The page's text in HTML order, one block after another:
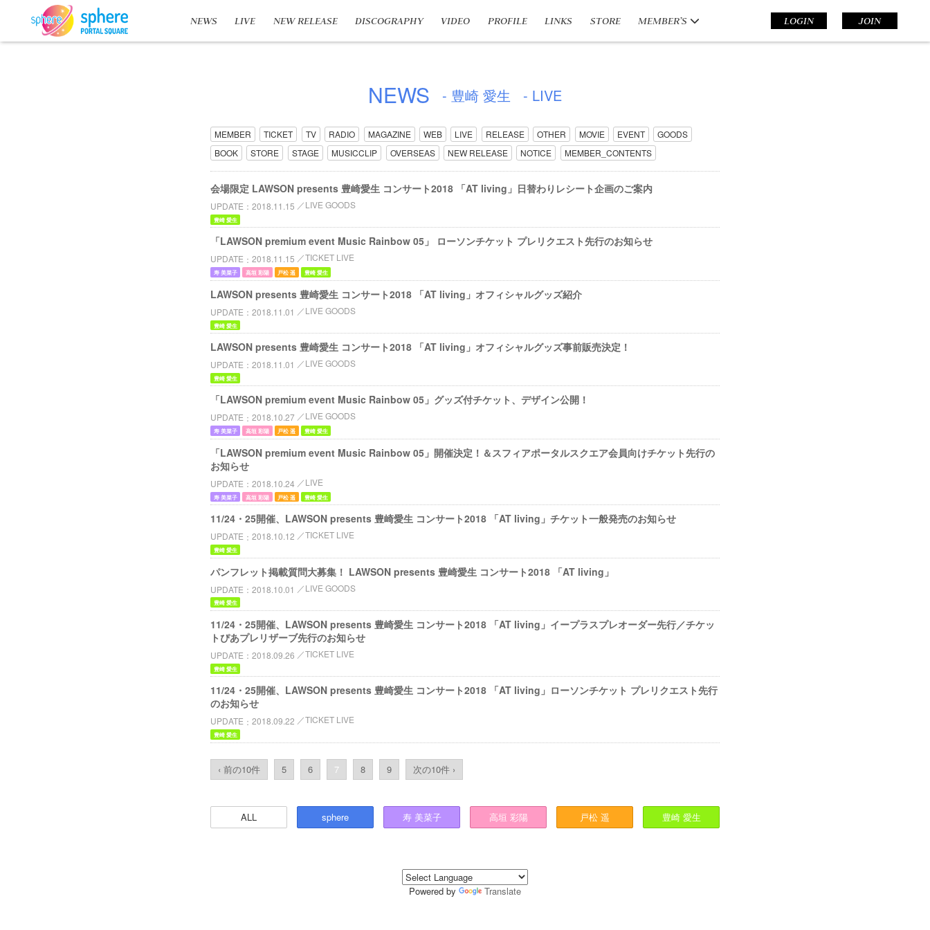
NEWS LIVE NEW RELEASE DISCOGRAPHY VIDEO PROFILE LINKS STORE MEMBER’S LOGIN JOIN
NEWS - 豊崎 愛生 - LIVE
MEMBER TICKET TV RADIO MAGAZINE WEB LIVE RELEASE OTHER MOVIE EVENT
GOODS
BOOK
STORE STAGE MUSICCLIP OVERSEAS NEW RELEASE NOTICE MEMBER_CONTENTS
会場限定 LAWSON presents 豊崎愛生 コンサート2018 「AT living」日替わりレシート企画のご案内
UPDATE 2018.11.15 LIVE GOODS
豊崎 愛生
「LAWSON premium event Music Rainbow 05」 ローソンチケット プレリクエスト先行のお知らせ
UPDATE 2018.11.15 TICKET LIVE
寿 美菜子 高垣 彩陽 戸松 遥 豊崎 愛生
LAWSON presents 豊崎愛生 コンサート2018 「AT living」オフィシャルグッズ紹介
UPDATE 2018.11.01 LIVE GOODS
豊崎 愛生
LAWSON presents 豊崎愛生 コンサート2018 「AT living」オフィシャルグッズ事前販売決定！
UPDATE 2018.11.01 LIVE GOODS
豊崎 愛生
「LAWSON premium event Music Rainbow 05」グッズ付チケット、デザイン公開！
UPDATE 2018.10.27 LIVE GOODS
寿 美菜子 高垣 彩陽 戸松 遥 豊崎 愛生
「LAWSON premium event Music Rainbow 05」開催決定！＆スフィアポータルスクエア会員向けチケット先行の
お知らせ
UPDATE 2018.10.24 LIVE
寿 美菜子 高垣 彩陽 戸松 遥 豊崎 愛生
11/24・25開催、LAWSON presents 豊崎愛生 コンサート2018 「AT living」チケット一般発売のお知らせ
UPDATE 2018.10.12 TICKET LIVE
豊崎 愛生
パンフレット掲載質問大募集！ LAWSON presents 豊崎愛生 コンサート2018 「AT living」
UPDATE 2018.10.01 LIVE GOODS
豊崎 愛生
11/24・25開催、LAWSON presents 豊崎愛生 コンサート2018 「AT living」イープラスプレオーダー先行／チケッ
トぴあプレリザーブ先行のお知らせ
UPDATE 2018.09.26 TICKET LIVE
豊崎 愛生
11/24・25開催、LAWSON presents 豊崎愛生 コンサート2018 「AT living」ローソンチケット プレリクエスト先行
のお知らせ
UPDATE 2018.09.22 TICKET LIVE
豊崎 愛生
‹ 前の10件 5 6 7 8 9 次の10件 ›
ALL sphere 寿 美菜子 高垣 彩陽 戸松 遥 豊崎愛生
Powered by Translate